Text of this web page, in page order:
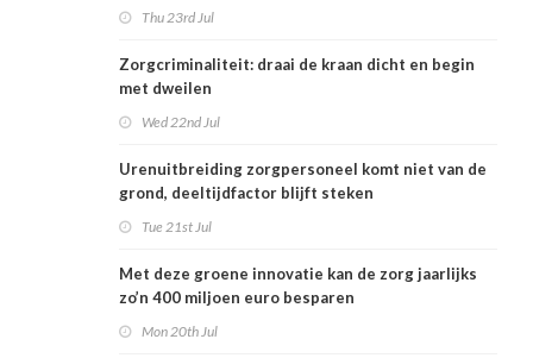
Thu 23rd Jul
Zorgcriminaliteit: draai de kraan dicht en begin
met dweilen
Wed 22nd Jul
Urenuitbreiding zorgpersoneel komt niet van de
grond, deeltijdfactor blijft steken
Tue 21st Jul
Met deze groene innovatie kan de zorg jaarlijks
zo’n 400 miljoen euro besparen
Mon 20th Jul